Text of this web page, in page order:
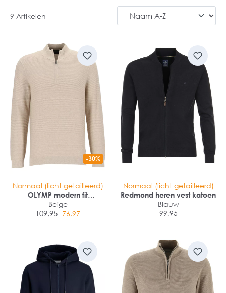
9 Artikelen
-30%
Normaal (licht getailleerd)
OLYMP modern fit
schipperstrui katoen
Beige
109,95 76,97
Normaal (licht getailleerd)
Redmond heren vest katoen
Blauw
99,95